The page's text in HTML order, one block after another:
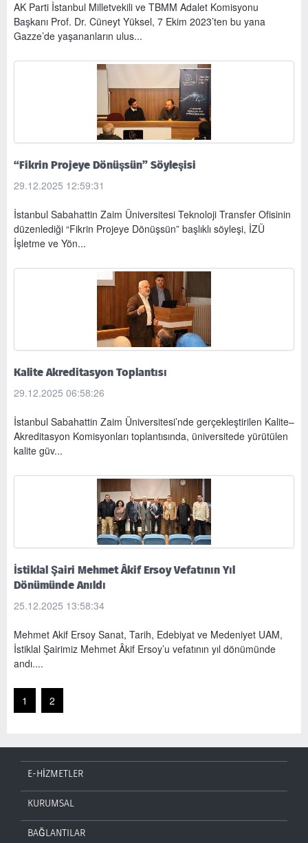
​AK Parti İstanbul Milletvekili ve TBMM Adalet Komisyonu
Başkanı Prof. Dr. Cüneyt Yüksel, 7 Ekim 2023’ten bu yana
Gazze’de yaşananların ulus...
“Fikrin Projeye Dönüşsün” Söyleşisi
29.12.2025 12:59:31
İstanbul Sabahattin Zaim Üniversitesi Teknoloji Transfer Ofisinin
düzenlediği “Fikrin Projeye Dönüşsün” başlıklı söyleşi, İZÜ
İşletme ve Yön...
Kalite Akreditasyon Toplantısı
29.12.2025 06:58:26
İstanbul Sabahattin Zaim Üniversitesi’nde gerçekleştirilen Kalite–
Akreditasyon Komisyonları toplantısında, üniversitede yürütülen
kalite güv...
İstiklal Şairi Mehmet Âkif Ersoy Vefatının Yıl
Dönümünde Anıldı
25.12.2025 13:58:34
Mehmet Akif Ersoy Sanat, Tarih, Edebiyat ve Medeniyet UAM,
İstiklal Şairimiz Mehmet Âkif Ersoy’u vefatının yıl dönümünde
andı....
1 2
E-HİZMETLER
KURUMSAL
BAĞLANTILAR